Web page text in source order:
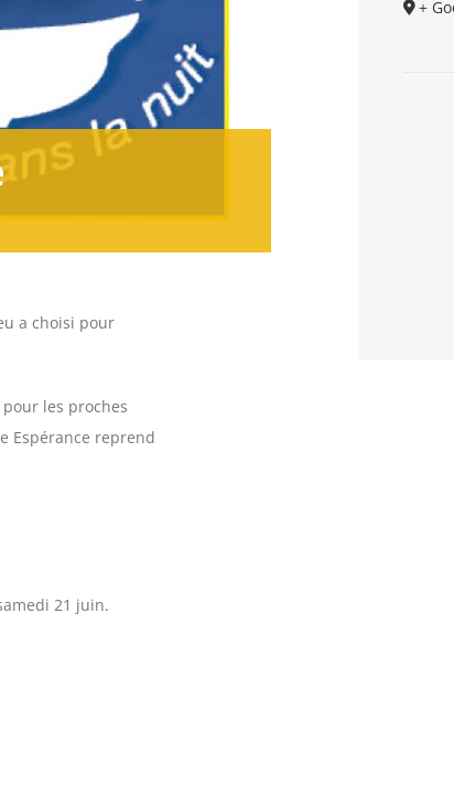
a choisi pour
les proches
Espérance reprend
21 juin.
+